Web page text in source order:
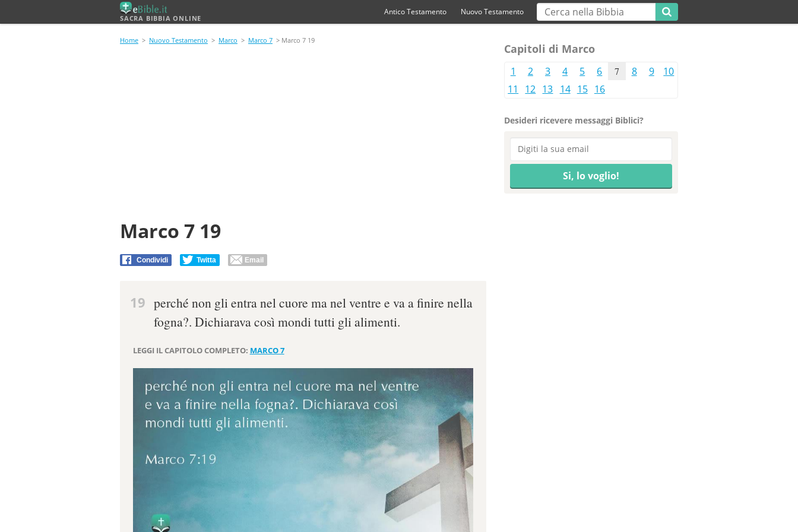
SACRA BIBBIA ONLINE
Antico Testamento Nuovo Testamento
Home > Nuovo Testamento > Marco > Marco 7 > Marco 7 19
Marco 7 19
Condividi Twitta Email
19 perché non gli entra nel cuore ma nel ventre e va a finire nella
fogna?. Dichiarava così mondi tutti gli alimenti.
LEGGI IL CAPITOLO COMPLETO: MARCO 7
Capitoli di Marco
1 2 3 4 5 6 7 8 9
10
11
12 13 14 15 16
Desideri ricevere messaggi Biblici?